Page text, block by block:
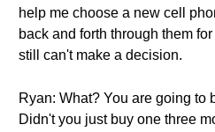
help me choose a new cell
back and forth through them
still can't make a decision.
Ryan: What? You are going to
Didn't you just buy one three